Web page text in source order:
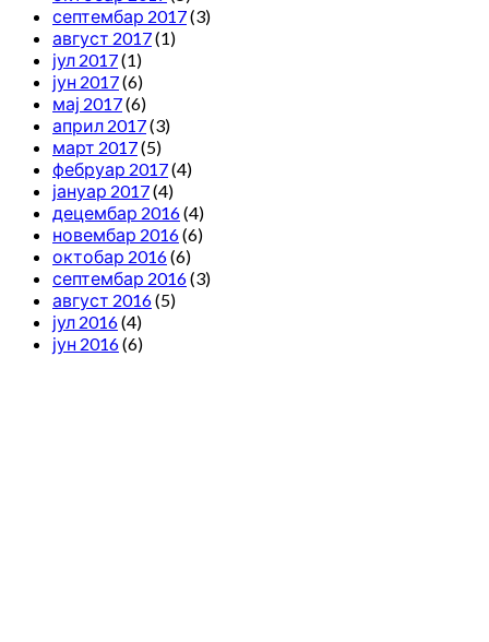
септембар 2017(3)
август 2017(1)
јул 2017(1)
јун 2017(6)
мај 2017(6)
април 2017(3)
март 2017(5)
фебруар 2017(4)
јануар 2017(4)
децембар 2016(4)
новембар 2016(6)
октобар 2016(6)
септембар 2016(3)
август 2016(5)
јул 2016(4)
јун 2016(6)